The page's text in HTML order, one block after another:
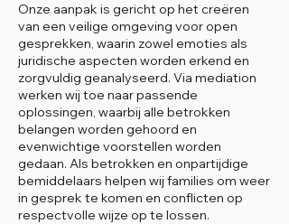
Onze aanpak is gericht op het creëren
van een veilige omgeving voor open
gesprekken, waarin zowel emoties als
juridische aspecten worden erkend en
zorgvuldig geanalyseerd. Via mediation
werken wij toe naar passende
oplossingen, waarbij alle betrokken
belangen worden gehoord en
evenwichtige voorstellen worden
gedaan. Als betrokken en onpartijdige
bemiddelaars helpen wij families om weer
in gesprek te komen en conflicten op
respectvolle wijze op te lossen.